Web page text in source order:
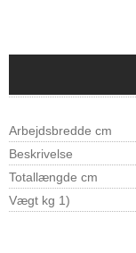
Arbejdsbredde cm
Beskrivelse
Totallængde cm
Vægt kg 1)